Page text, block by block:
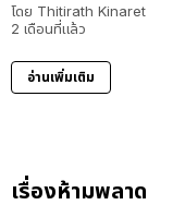
โดย Thitirath Kinaret
2 เดือนที่แล้ว
อ่านเพิ่มเติม
เรื่องห้ามพลาด